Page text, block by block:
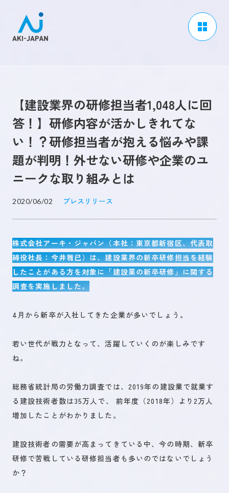
未来を創るひとづくり
お問い合わせ
CSR / ダイバーシティ
採用情報
ブログ
ニュース
【建設業界の研修担当者1,048人に回
答！】研修内容が活かしきれてな
い！？研修担当者が抱える悩みや課
題が判明！外せない研修や企業のユ
ニークな取り組みとは
2020/06/02 プレスリリース
株式会社アーキ・ジャパン（本社：東京都新宿区、代表取
締役社長：今井雅已）は、建設業界の新卒研修担当を経験
したことがある方を対象に「建設業の新卒研修」に関する
調査を実施しました。
4月から新卒が入社してきた企業が多いでしょう。
若い世代が戦力となって、活躍していくのが楽しみです
ね。
総務省統計局の労働力調査では、2019年の建設業で就業す
る建設技術者数は35万人で、 前年度（2018年）より2万人
増加したことがわかりました。
建設技術者の需要が高まってきている中、今の時期、新卒
研修で苦戦している研修担当者も多いのではないでしょう
か？